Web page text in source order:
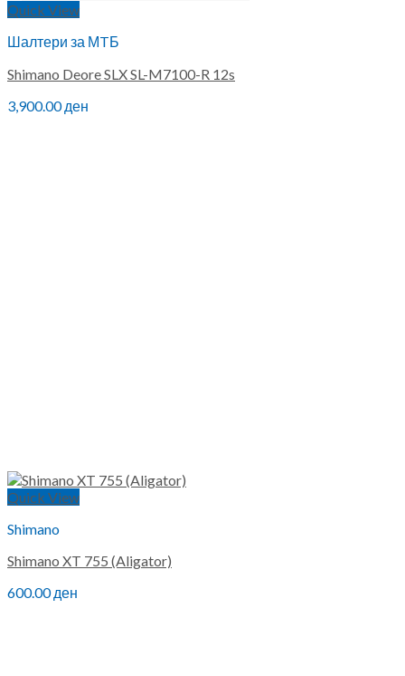
Quick View
Шалтери за МTБ
Shimano Deore SLX SL-M7100-R 12s
3,900.00ден
Quick View
Shimano
Shimano XT 755 (Aligator)
600.00ден